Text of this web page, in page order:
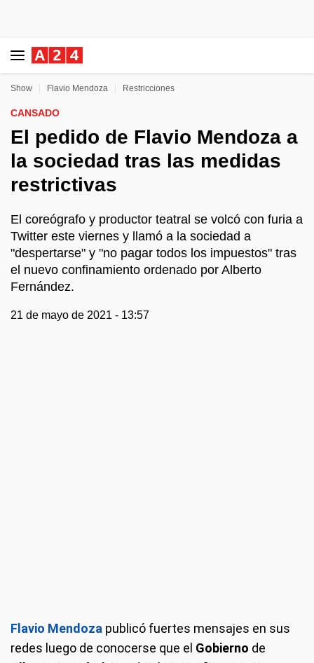
Show Flavio Mendoza Restricciones
CANSADO
El pedido de Flavio Mendoza a
la sociedad tras las medidas
restrictivas
El coreógrafo y productor teatral se volcó con furia a
Twitter este viernes y llamó a la sociedad a
"despertarse" y "no pagar todos los impuestos" tras
el nuevo confinamiento ordenado por Alberto
Fernández.
21 de mayo de 2021 - 13:57
Flavio Mendoza publicó fuertes mensajes en sus
redes luego de conocerse que el Gobierno de